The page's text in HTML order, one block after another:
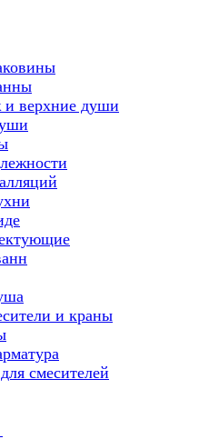
верхние души
и краны
смесителей